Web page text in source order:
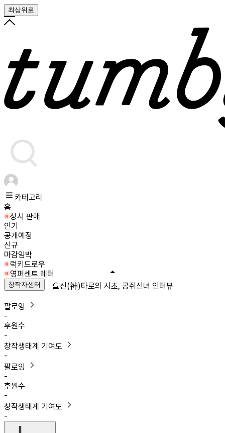
최상위로
카테고리
홈
상시 판매
인기
공개예정
신규
마감임박
럭키드로우
영퍼센트 레터
창작자센터
팔로잉
-
후원수
-
창작생태계 기여도
-
팔로잉
-
후원수
-
창작생태계 기여도
-
🔮신(神)타로의 시초, 콩쥐신녀 인터뷰